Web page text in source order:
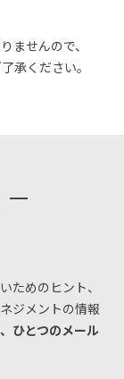
ませんので、
承ください。
ためのヒント、
ジメントの情報
ひとつのメール